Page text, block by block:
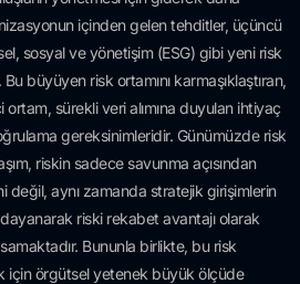
içinden gelen tehditler, üçüncü
sosyal ve yönetişim (ESG) gibi yeni risk
büyüyen risk ortamını karmaşıklaştıran,
sürekli veri alımına duyulan ihtiyaç
gereksinimleridir. Günümüzde risk
riskin sadece savunma açısından
değil, aynı zamanda stratejik girişimlerin
dayanarak riski rekabet avantajı olarak
Bununla birlikte, bu risk
için örgütsel yetenek büyük ölçüde